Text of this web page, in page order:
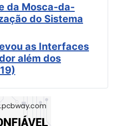
da Mosca-da-
do Sistema
as Interfaces
além dos